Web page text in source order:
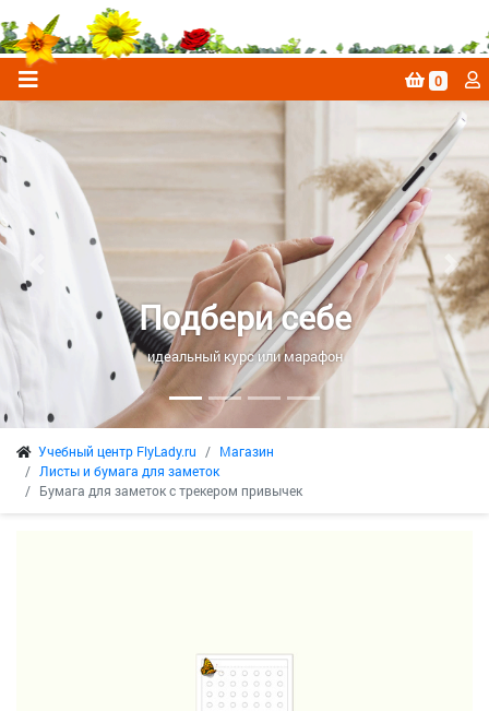
0
Подбери себе
идеальный курс или марафон
Next
Учебный центр FlyLady.ru
Магазин
Листы и бумага для заметок
Бумага для заметок с трекером привычек